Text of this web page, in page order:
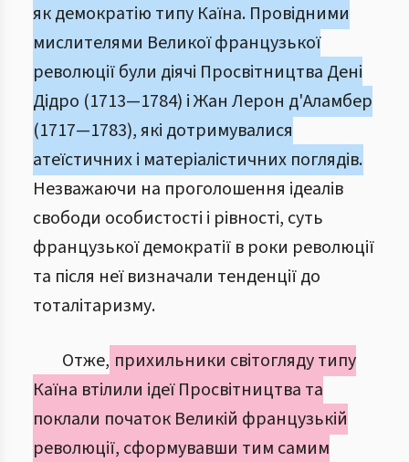
як демократію типу Каїна. Провідними
мислителями Великої французької
революції були діячі Просвітництва Дені
Дідро (1713—1784) і Жан Лерон д'Аламбер
(1717—1783), які дотримувалися
атеїстичних і матеріалістичних поглядів.
Незважаючи на проголошення ідеалів
свободи особистості і рівності, суть
французької демократії в роки революції
та після неї визначали тенденції до
тоталітаризму.
Отже, прихильники світогляду типу
Каїна втілили ідеї Просвітництва та
поклали початок Великій французькій
революції, сформувавши тим самим